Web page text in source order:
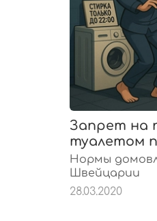
Запрет на
туалетом
Нормы
Швейцарии
28.03.2020